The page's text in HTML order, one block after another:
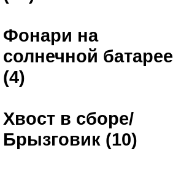
Фонари на
солнечной батарее
(4)
Хвост в сборе/
Брызговик (10)